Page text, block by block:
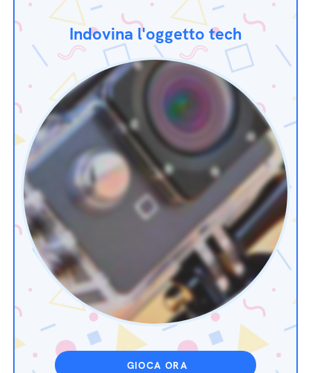
Indovina l'oggetto tech
GIOCA ORA